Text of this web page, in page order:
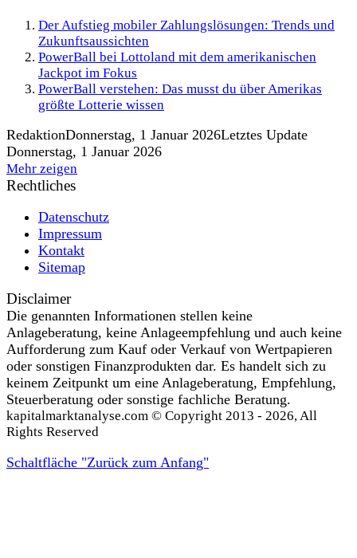
Der Aufstieg mobiler Zahlungslösungen: Trends und
Zukunftsaussichten
PowerBall bei Lottoland mit dem amerikanischen
Jackpot im Fokus
PowerBall verstehen: Das musst du über Amerikas
größte Lotterie wissen
RedaktionDonnerstag, 1 Januar 2026Letztes Update
Donnerstag, 1 Januar 2026
Mehr zeigen
Rechtliches
Datenschutz
Impressum
Kontakt
Sitemap
Disclaimer
Die genannten Informationen stellen keine
Anlageberatung, keine Anlageempfehlung und auch keine
Aufforderung zum Kauf oder Verkauf von Wertpapieren
oder sonstigen Finanzprodukten dar. Es handelt sich zu
keinem Zeitpunkt um eine Anlageberatung, Empfehlung,
Steuerberatung oder sonstige fachliche Beratung.
kapitalmarktanalyse.com © Copyright 2013 - 2026, All
Rights Reserved
Schaltfläche "Zurück zum Anfang"